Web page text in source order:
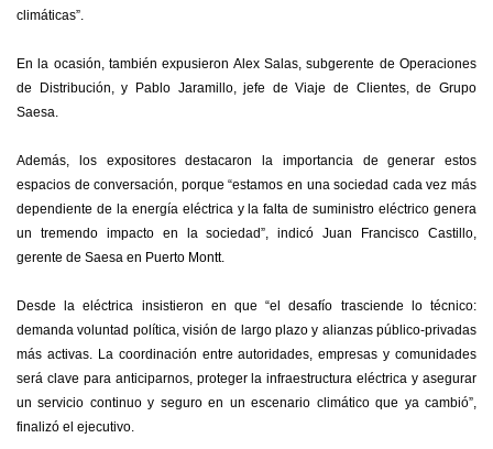
climáticas”.
En la ocasión, también expusieron Alex Salas, subgerente de Operaciones
de Distribución, y Pablo Jaramillo, jefe de Viaje de Clientes, de Grupo
Saesa.
Además, los expositores destacaron la importancia de generar estos
espacios de conversación, porque “estamos en una sociedad cada vez más
dependiente de la energía eléctrica y la falta de suministro eléctrico genera
un tremendo impacto en la sociedad”, indicó Juan Francisco Castillo,
gerente de Saesa en Puerto Montt.
Desde la eléctrica insistieron en que “el desafío trasciende lo técnico:
demanda voluntad política, visión de largo plazo y alianzas público-privadas
más activas. La coordinación entre autoridades, empresas y comunidades
será clave para anticiparnos, proteger la infraestructura eléctrica y asegurar
un servicio continuo y seguro en un escenario climático que ya cambió”,
finalizó el ejecutivo.